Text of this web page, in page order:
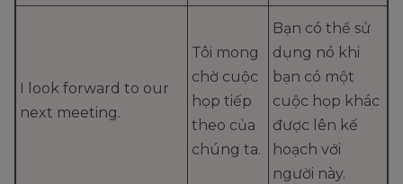
I look forward to our
next meeting.
Tôi mong
chờ cuộc
họp tiếp
theo của
chúng ta.
Bạn có thể sử
dụng nó khi
bạn có một
cuộc họp khác
được lên kế
hoạch với
người này.